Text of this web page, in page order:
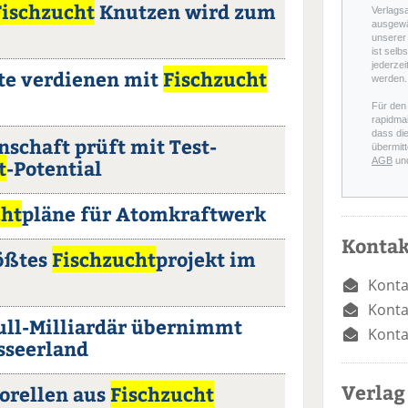
Knutzen wird zum
verdienen mit Fischzucht
prüft mit Test-
-Potential
pläne für Atomkraftwerk
Fischzuchtprojekt im
Milliardär übernimmt
aus Fischzucht
unserer
ist
werden.
Für
dass
AGB
Verlag